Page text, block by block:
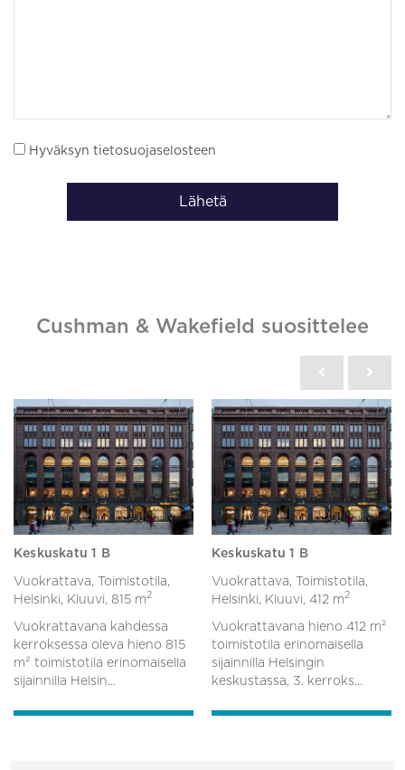
Hyväksyn tietosuojaselosteen
Lähetä
Cushman & Wakefield suosittelee
Keskuskatu 1 B
Vuokrattava, Toimistotila,
Helsinki, Kluuvi, 815 m2
Vuokrattavana kahdessa
kerroksessa oleva hieno 815
m² toimistotila erinomaisella
sijainnilla Helsin...
Keskuskatu 1 B
Vuokrattava, Toimistotila,
Helsinki, Kluuvi, 412 m2
Vuokrattavana hieno 412 m²
toimistotila erinomaisella
sijainnilla Helsingin
keskustassa, 3. kerroks...